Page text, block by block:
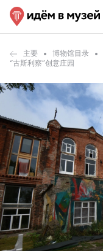
主要 博物馆目录
“古斯利察”创意庄园